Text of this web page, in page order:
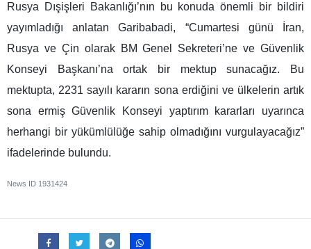
Rusya Dışişleri Bakanlığı’nın bu konuda önemli bir bildiri
yayımladığı anlatan Garibabadi, “Cumartesi günü İran,
Rusya ve Çin olarak BM Genel Sekreteri’ne ve Güvenlik
Konseyi Başkanı’na ortak bir mektup sunacağız. Bu
mektupta, 2231 sayılı kararın sona erdiğini ve ülkelerin artık
sona ermiş Güvenlik Konseyi yaptırım kararları uyarınca
herhangi bir yükümlülüğe sahip olmadığını vurgulayacağız”
ifadelerinde bulundu.
News ID 1931424